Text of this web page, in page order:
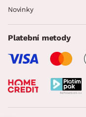
Novinky
Platební metody